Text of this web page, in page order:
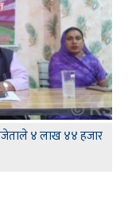
४ लाख ४४ हजार